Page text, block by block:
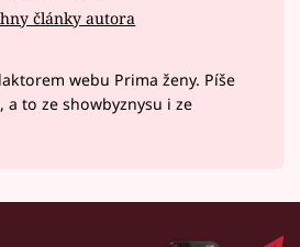
články autora
webu Prima ženy. Píše
a to ze showbyznysu i ze